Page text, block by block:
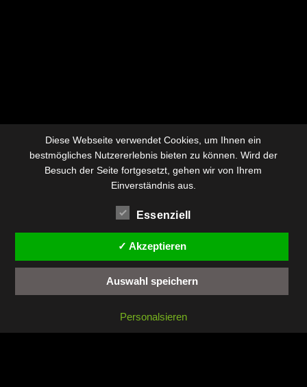
Diese Webseite verwendet Cookies, um Ihnen ein
bestmögliches Nutzererlebnis bieten zu können. Wird der
Besuch der Seite fortgesetzt, gehen wir von Ihrem
Einverständnis aus.
Essenziell
✓ Akzeptieren
Auswahl speichern
Personalsieren